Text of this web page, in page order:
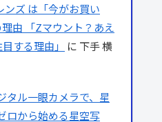
ンズ は「今がお買い
由 「Zマウント？あえ
する理由」
に 下手 横
タル一眼カメラで、星
ロから始める星空写